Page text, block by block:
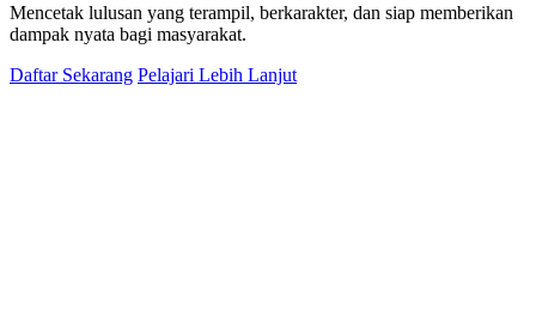
Mencetak lulusan yang terampil, berkarakter, dan siap memberikan
dampak nyata bagi masyarakat.
Daftar Sekarang Pelajari Lebih Lanjut